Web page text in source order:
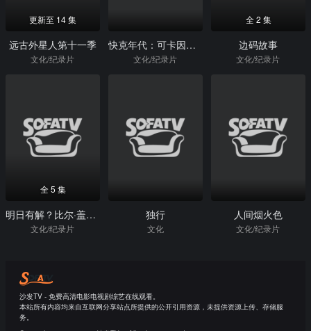
更新至 14 集
远古外星人第十一季
文化/纪录片
快克年代：可卡因、贪腐与阴谋
文化/纪录片
全 2 集
边码故事
文化/纪录片
全 5 集
明日有解？比尔·盖茨的未来对策
文化/纪录片
独行
文化
人间烟火色
文化/纪录片
沙发TV - 免费高清电影电视剧综艺在线观看。
本站所有内容均来自互联网分享站点所提供的公开引用资源，未提供资源上传、存储服
务。